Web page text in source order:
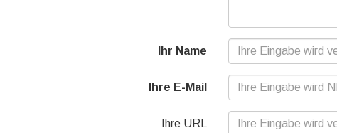
Ihr Name
Ihre E-Mail
Ihre URL